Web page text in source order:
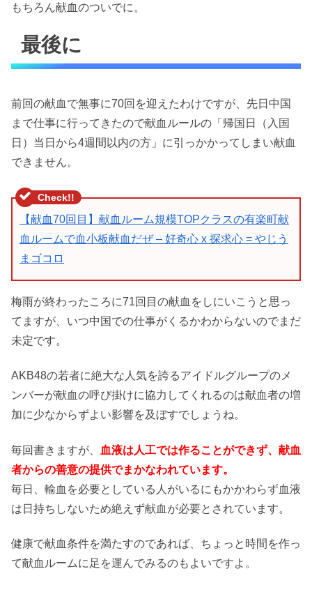
もちろん献血のついでに。
最後に
前回の献血で無事に70回を迎えたわけですが、先日中国
まで仕事に行ってきたので献血ルールの「帰国日（入国
日）当日から4週間以内の方」に引っかかってしまい献血
できません。
【献血70回目】献血ルーム規模TOPクラスの有楽町献
血ルームで血小板献血だぜ – 好奇心 x 探求心 = やじう
まゴコロ
梅雨が終わったころに71回目の献血をしにいこうと思っ
てますが、いつ中国での仕事がくるかわからないのでまだ
未定です。
AKB48の若者に絶大な人気を誇るアイドルグループのメ
ンバーが献血の呼び掛けに協力してくれるのは献血者の増
加に少なからずよい影響を及ぼすでしょうね。
毎回書きますが、
血液は人工では作ることができず、献血
者からの善意の提供でまかなわれています。
毎日、輸血を必要としている人がいるにもかかわらず血液
は日持ちしないため絶えず献血が必要とされています。
健康で献血条件を満たすのであれば、ちょっと時間を作っ
て献血ルームに足を運んでみるのもよいですよ。